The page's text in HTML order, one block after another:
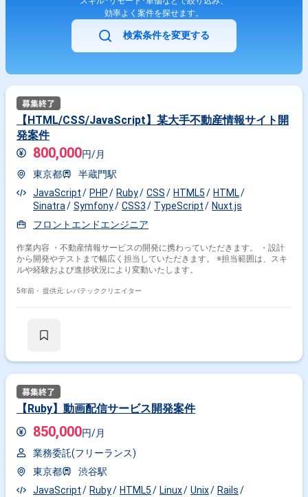
効率よく案件を探せます。
検索条件を変更する
【HTML/CSS/JavaScript】某大手不動産情報サイト開
発案件
800,000円/月
東京都
半蔵門駅
JavaScript
PHP Ruby CSS HTML5
HTML
Sinatra
Symfony CSS3 TypeScript
Nuxt.js
フロントエンドエンジニア
作業内容 ・不動産情報サービスの開発に携わっていただきます。 ・設計
から開発やテストまで幅広く担当していただきます。 ※担当範囲は、スキ
ルや経験および進捗状況により変動いたします。
5年前・ 提供元: レバテッククリエイター
【Ruby】動画配信サービス開発案件
850,000円/月
業務委託(フリーランス)
東京都
渋谷駅
JavaScript
Ruby HTML5 Linux Unix
Rails